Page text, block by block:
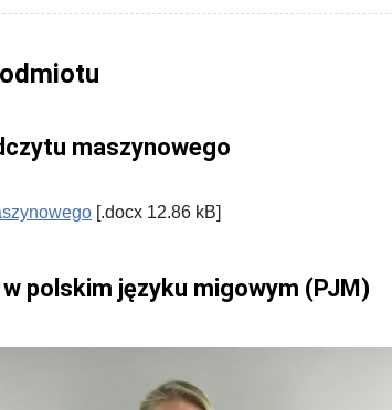
maszynowego
[.docx 12.86 kB]
polskim języku migowym (PJM)